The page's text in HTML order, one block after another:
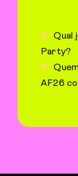
Qual
Party?
AF26